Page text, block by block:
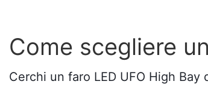
Come scegliere
Cerchi un faro LED UFO High